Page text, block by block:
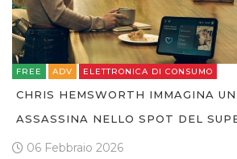
FREE ADV ELETTRONICA DI CONSUMO
CHRIS HEMSWORTH IMMAGINA
ASSASSINA NELLO SPOT DEL
06 Febbraio 2026